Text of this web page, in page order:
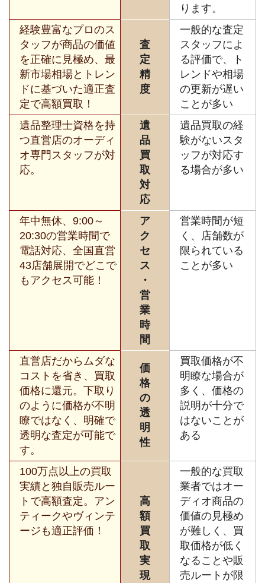
ります。
経験豊富なプロのス
タッフが商品の価値
を正確に見極め、最
新市場相場とトレン
ドに基づいた適正査
定で高額買取！
査
定
精
度
一般的な査定
スタッフによ
る評価で、ト
レンドや相場
の更新が遅い
ことが多い
遺品整理士資格を持
つ直営店のオーディ
オ専門スタッフが対
応。
遺
品
買
取
対
応
遺品買取の経
験がないスタ
ッフが対応す
る場合が多い
年中無休、9:00～
20:30の営業時間で
電話対応、全国直営
43店舗展開でどこで
もアクセス可能！
ア
ク
セ
ス
・
営
業
時
間
営業時間が短
く、店舗数が
限られている
ことが多い
直営店だからムダな
コストを省き、買取
価格に還元。下取り
のように価格が不明
瞭ではなく、明確で
透明な査定が可能で
す。
価
格
の
透
明
性
買取価格が不
明瞭な場合が
多く、価格の
説明が十分で
はないことが
ある
100万点以上の買取
実績と独自販売ルー
トで高額査定。アン
ティークやヴィンテ
ージも適正評価！
高
額
買
取
実
現
一般的な買取
業者ではオー
ディオ商品の
価値の見極め
が難しく、買
取価格が低く
なることや販
売ルートが限